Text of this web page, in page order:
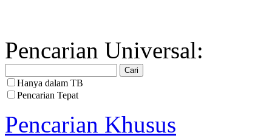
Pencarian Universal:
Hanya dalam TB
Pencarian Tepat
Pencarian Khusus